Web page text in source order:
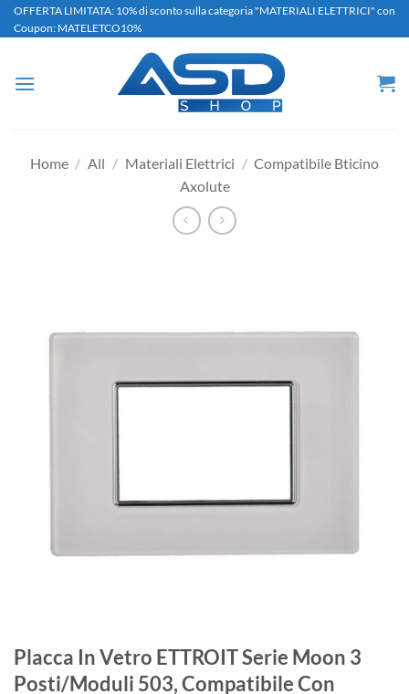
Salta
ai
OFFERTA LIMITATA: 10% di sconto sulla categoria "MATERIALI ELETTRICI" con
Coupon: MATELETCO10%
Home / All / Materiali Elettrici / Compatibile Bticino
Axolute
Placca In Vetro ETTROIT Serie Moon 3
Posti/Moduli 503, Compatibile Con